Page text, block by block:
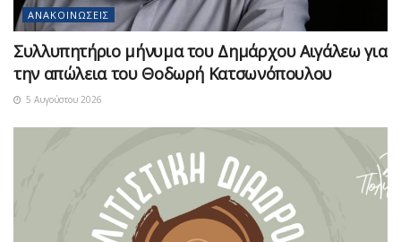
ΑΝΑΚΟΙΝΏΣΕΙΣ
Συλλυπητήριο μήνυμα του Δημάρχου Αιγάλεω για
την απώλεια του Θοδωρή Κατσωνόπουλου
5 Αυγούστου 2026